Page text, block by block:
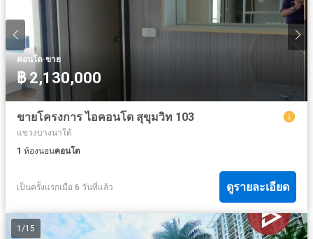
คอนโด·ขาย
฿ 2,130,000
ขายโครงการ ไอคอนโด สุขุมวิท 103
แขวงบางนาใต้
1 ห้องนอนคอนโด
เป็นครั้งแรกเมื่อ 6 วันที่แล้ว ดูรายละเอียด
1 /15